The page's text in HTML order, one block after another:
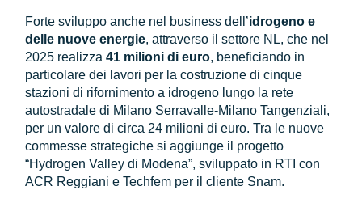
Forte sviluppo anche nel business dell’idrogeno e
delle nuove energie, attraverso il settore NL, che nel
2025 realizza41 milioni di euro, beneficiando in
particolare dei lavori per la costruzione di cinque
stazioni di rifornimento a idrogeno lungo la rete
autostradale di Milano Serravalle-Milano Tangenziali,
per un valore di circa 24 milioni di euro. Tra le nuove
commesse strategiche si aggiunge il progetto
“Hydrogen Valley di Modena”, sviluppato in RTI con
ACR Reggiani e Techfem per il cliente Snam.